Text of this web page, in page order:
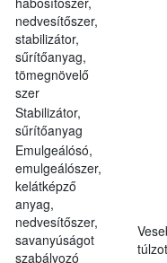
nedvesítőszer,
stabilizátor,
sűrítőanyag,
tömegnövelő
szer
Stabilizátor,
sűrítőanyag
Emulgeálósó,
emulgeálószer,
kelátképző
anyag,
nedvesítőszer,
savanyúságot
szabályozó